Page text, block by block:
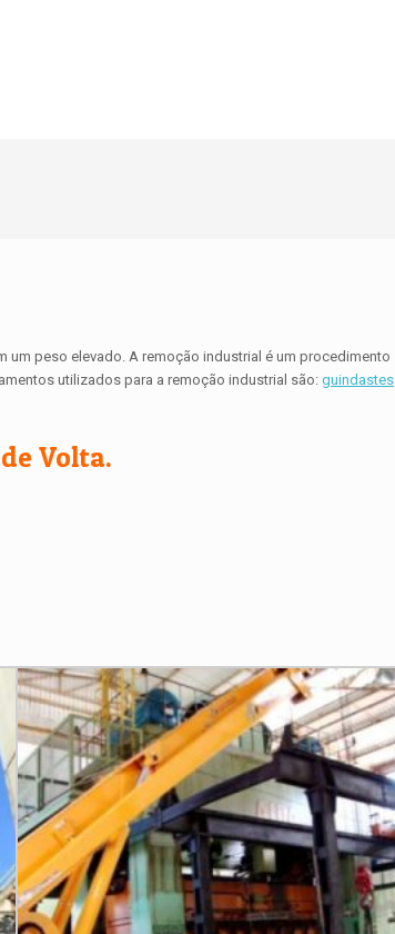
peso elevado. A remoção industrial é um procedimento
utilizados para a remoção industrial são: guindastes
Volta.